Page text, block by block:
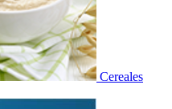
Cereales